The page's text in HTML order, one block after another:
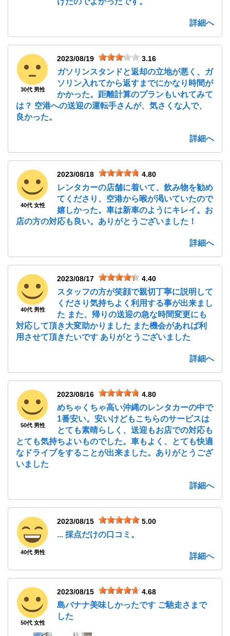
詳細へ
30代 男性
2023/08/19 3.16
ガソリンスタンドと返却の立地が悪く、ガ
ソリン入れてから返すまでにかなり時間が
かかった。距離計算のプランもいれてみて
は？ 空港への送迎の運転手さんが、気さくな人で、
良かった。
詳細へ
40代 女性
2023/08/18 4.80
レンタカーの店舗に着いて、飲み物を勧め
てくださり、空港から喉が渇いていたので
嬉しかった。車は新車のようにキレイ。お
店の方の対応も良い。ありがとうございました！
詳細へ
40代 男性
2023/08/17 4.40
スタッフの方が笑顔で親切丁寧に説明して
くださり気持ちよく利用する事が出来まし
た また、帰りの送迎の急な時間変更にも
対応して頂き大変助かりました また機会があれば利
用させて頂きたいです ありがとうございました
詳細へ
50代 男性
2023/08/16 4.80
めちゃくちゃ高い沖縄のレンタカーの中で
1番安い。安いけどもこちらのサービスは
とても素晴らしく、送迎もお店での対応も
とても気持ちよいものでした。車もよく、とても快適
なドライブをすることが出来ました。ありがとうござ
いました
詳細へ
40代 男性
2023/08/15 5.00
... 採点だけの口コミ。
詳細へ
50代 女性
2023/08/15 4.68
島バナナ美味しかったです ご馳走さまで
した